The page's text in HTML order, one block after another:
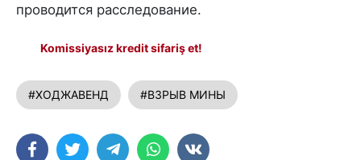
проводится расследование.
Komissiyasız kredit sifariş et!
#ХОДЖАВЕНД #ВЗРЫВ МИНЫ